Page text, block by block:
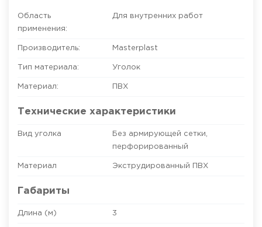
Область
применения:
Для внутренних работ
Производитель: Masterplast
Тип материала: Уголок
Материал: ПВХ
Технические характеристики
Вид уголка
Без армирующей сетки,
перфорированный
Материал Экструдированный ПВХ
Габариты
Длина (м) 3